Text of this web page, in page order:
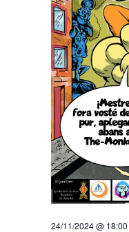
24/11/2024 @ 18:00